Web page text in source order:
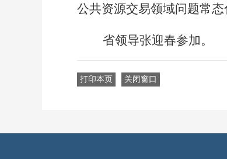
公共资源交易领域问题常
省领导张迎春参加。
打印本页 关闭窗口